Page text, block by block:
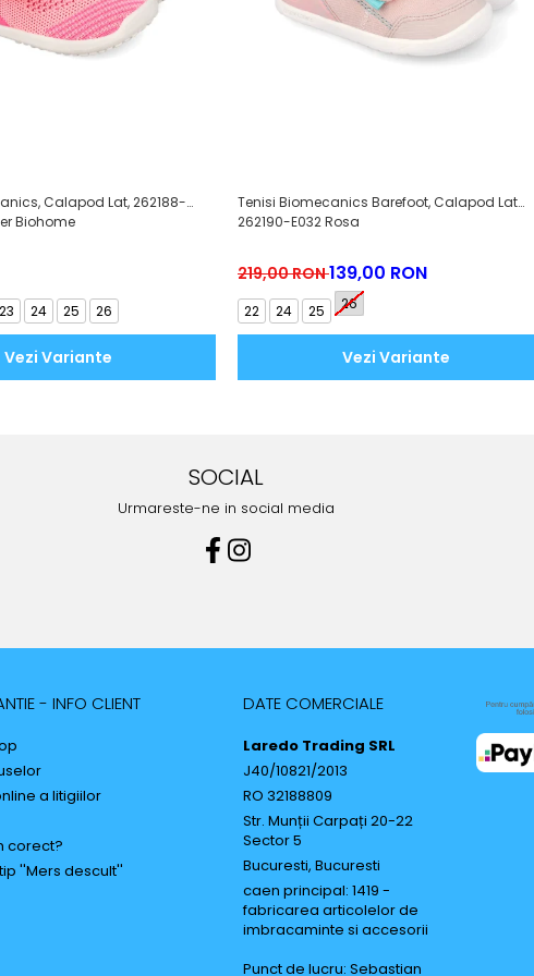
Calapod Lat, 262188-
Biohome
23 24 25 26
Vezi Variante
Tenisi Biomecanics Barefoot, Calapod Lat
262190-E032 Rosa
219,00 RON139,00 RON
22 24 25 26
Vezi Variante
SOCIAL
Urmareste-ne in social media
- INFO CLIENT
a litigiilor
corect?
''Mers descult''
DATE COMERCIALE
Laredo Trading SRL
J40/10821/2013
RO 32188809
Str. Munții Carpați 20-22
Sector 5
Bucuresti, Bucuresti
caen principal: 1419 -
fabricarea articolelor de
imbracaminte si accesorii
Punct de lucru: Sebastian